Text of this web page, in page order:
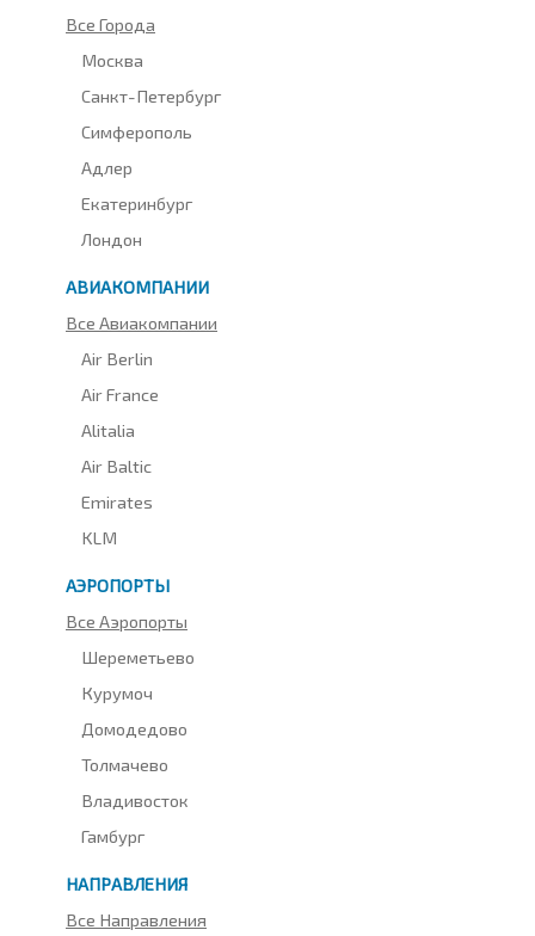
Все Города
Москва
Санкт-Петербург
Симферополь
Адлер
Екатеринбург
Лондон
АВИАКОМПАНИИ
Все Авиакомпании
Air Berlin
Air France
Alitalia
Air Baltic
Emirates
KLM
АЭРОПОРТЫ
Все Аэропорты
Шереметьево
Курумоч
Домодедово
Толмачево
Владивосток
Гамбург
НАПРАВЛЕНИЯ
Все Направления